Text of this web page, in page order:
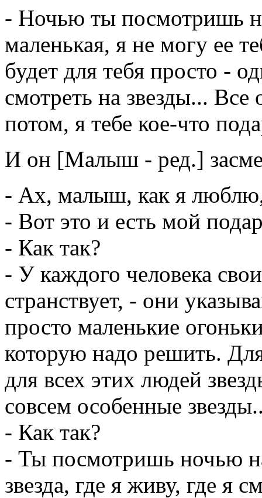
- Ночью ты посмотришь
маленькая, я не могу ее
будет для тебя просто -
смотреть на звезды...
потом, я тебе кое-что
И он [Малыш - ред.]
- Ах, малыш, как я
- Вот это и есть мой
- Как так?
- У каждого человека
странствует, - они
просто маленькие
которую надо решить.
для всех этих людей
совсем особенные
- Как так?
- Ты посмотришь ночью
звезда, где я живу, где